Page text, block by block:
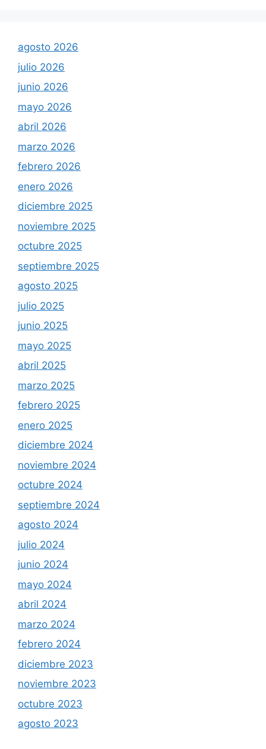
agosto 2026
julio 2026
junio 2026
mayo 2026
abril 2026
marzo 2026
febrero 2026
enero 2026
diciembre 2025
noviembre 2025
octubre 2025
septiembre 2025
agosto 2025
julio 2025
junio 2025
mayo 2025
abril 2025
marzo 2025
febrero 2025
enero 2025
diciembre 2024
noviembre 2024
octubre 2024
septiembre 2024
agosto 2024
julio 2024
junio 2024
mayo 2024
abril 2024
marzo 2024
febrero 2024
diciembre 2023
noviembre 2023
octubre 2023
agosto 2023